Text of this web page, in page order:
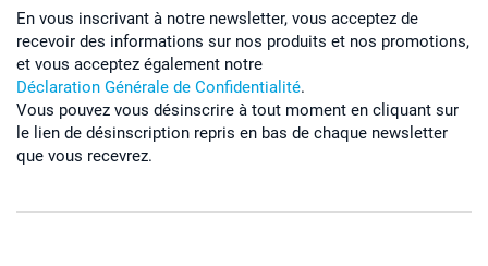
En vous inscrivant à notre newsletter, vous acceptez de
recevoir des informations sur nos produits et nos promotions,
et vous acceptez également notre
Déclaration Générale de Confidentialité.
Vous pouvez vous désinscrire à tout moment en cliquant sur
le lien de désinscription repris en bas de chaque newsletter
que vous recevrez.